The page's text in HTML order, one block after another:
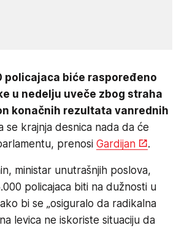
policajaca biće raspoređeno
u nedelju uveče zbog straha
konačnih rezultata vanrednih
se krajnja desnica nada da će
prenosi Gardijan .
ministar unutrašnjih poslova,
policajaca biti na dužnosti u
bi se „osiguralo da radikalna
levica ne iskoriste situaciju da